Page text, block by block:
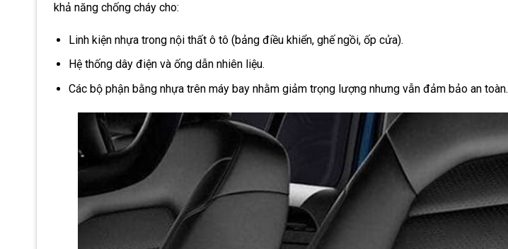
khả năng chống cháy cho:
Linh kiện nhựa trong nội thất ô tô (bảng điều khiển, ghế ngồi, ốp cửa).
Hệ thống dây điện và ống dẫn nhiên liệu.
Các bộ phận bằng nhựa trên máy bay nhằm giảm trọng lượng nhưng vẫn đảm bảo an toàn.